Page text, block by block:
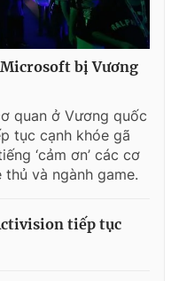
Microsoft bị Vương
quan ở Vương quốc
tục cạnh khóe gã
‘cảm ơn’ các cơ
và ngành game.
tiếp tục